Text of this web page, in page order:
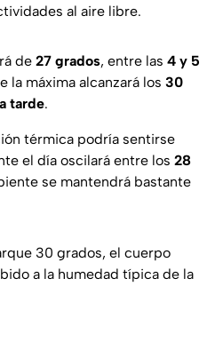
al aire libre.
de 27 grados, entre las 4 y 5
la máxima alcanzará los 30
tarde.
térmica podría sentirse
el día oscilará entre los 28
se mantendrá bastante
30 grados, el cuerpo
a la humedad típica de la